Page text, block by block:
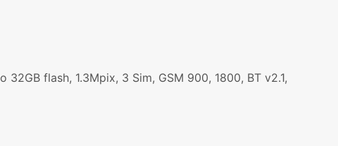
flash, 1.3Mpix, 3 Sim, GSM 900, 1800, BT v2.1,